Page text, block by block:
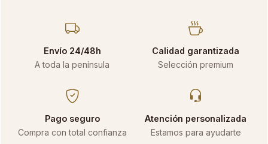
Envío 24/48h
A toda la península
Calidad garantizada
Selección premium
Pago seguro
Compra con total confianza
Atención personalizada
Estamos para ayudarte